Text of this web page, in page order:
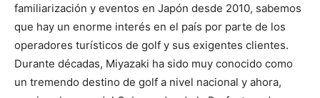
familiarización y eventos en Japón desde 2010, sabemos
que hay un enorme interés en el país por parte de los
operadores turísticos de golf y sus exigentes clientes.
Durante décadas, Miyazaki ha sido muy conocido como
un tremendo destino de golf a nivel nacional y ahora,